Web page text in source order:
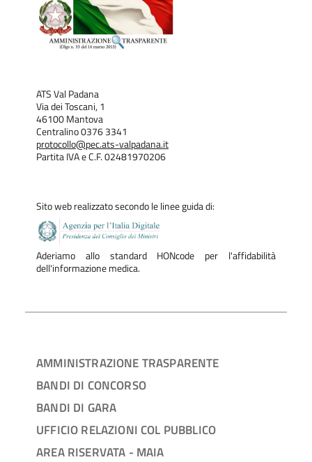
ATS Val Padana
Via dei Toscani, 1
46100 Mantova
Centralino 0376 3341
protocollo@pec.ats-valpadana.it
Partita IVA e C.F. 02481970206
Sito web realizzato secondo le linee guida di:
Aderiamo allo standard HONcode per l'affidabilità
dell'informazione medica.
AMMINISTRAZIONE TRASPARENTE
BANDI DI CONCORSO
BANDI DI GARA
UFFICIO RELAZIONI COL PUBBLICO
AREA RISERVATA - MAIA